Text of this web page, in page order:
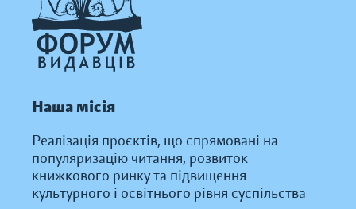
Наша місія
Реалізація проєктів, що спрямовані на
популяризацію читання, розвиток
книжкового ринку та підвищення
культурного і освітнього рівня суспільства